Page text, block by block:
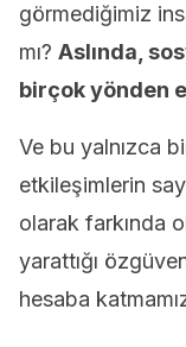
görmediğimiz
mı? Aslında,
birçok yönden
Ve bu yalnızca
etkileşimlerin
olarak farkında
yarattığı
hesaba